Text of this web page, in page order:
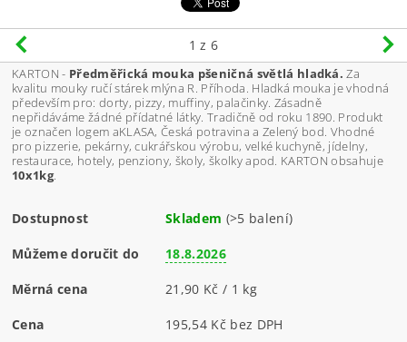
1 z 6
KARTON - Předměřická mouka pšeničná světlá hladká. Za
kvalitu mouky ručí stárek mlýna R. Příhoda. Hladká mouka je vhodná
především pro: dorty, pizzy, muffiny, palačinky. Zásadně
nepřidáváme žádné přídatné látky. Tradičně od roku 1890. Produkt
je označen logem aKLASA, Česká potravina a Zelený bod. Vhodné
pro pizzerie, pekárny, cukrářskou výrobu, velké kuchyně, jídelny,
restaurace, hotely, penziony, školy, školky apod. KARTON obsahuje
10x1kg.
Dostupnost Skladem (>5 balení)
Můžeme doručit do 18.8.2026
Měrná cena 21,90 Kč / 1 kg
Cena 195,54 Kč bez DPH